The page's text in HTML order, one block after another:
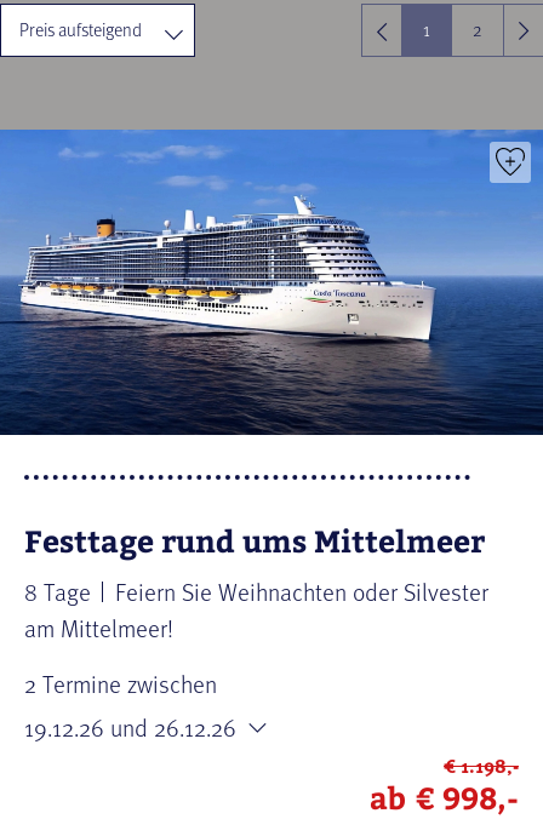
1 2
Festtage rund ums Mittelmeer
8 Tage
Feiern Sie Weihnachten oder Silvester
am Mittelmeer!
2 Termine zwischen
19.12.26 und 26.12.26
€ 1.198,-
ab € 998,-